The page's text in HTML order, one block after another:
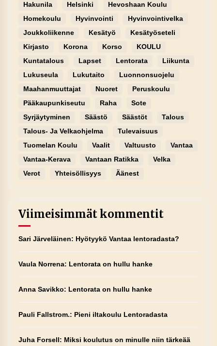
Hakunila
Helsinki
Hevoshaan Koulu
Homekoulu
Hyvinvointi
Hyvinvointivelka
Joukkoliikenne
Kesätyö
Kesätyöseteli
Kirjasto
Korona Korso
KOULU
Kuntatalous
Lapset Lentorata
Liikunta
Lukuseula
Lukutaito
Luonnonsuojelu
Maahanmuuttajat
Nuoret
Peruskoulu
Pääkaupunkiseutu
Raha
Sote
Syrjäytyminen
Säästö Säästöt
Talous
Talous- Ja Velkaohjelma
Tulevaisuus
Tuomelan Koulu
Vaalit Valtuusto
Vantaa
Vantaa-Kerava
Vantaan Ratikka
Velka
Verot
Yhteisöllisyys Äänest
Viimeisimmät kommentit
Sari Järveläinen: Hyötyykö Vantaa lentoradasta?
Vaula Norrena: Lentorata on hullu hanke
Anna Savikko: Lentorata on hullu hanke
Pauli Fallstrom.: Pieni iltakoulu Lentoradasta
Juha Forsell: Miksi koulutus on minulle niin tärkeää